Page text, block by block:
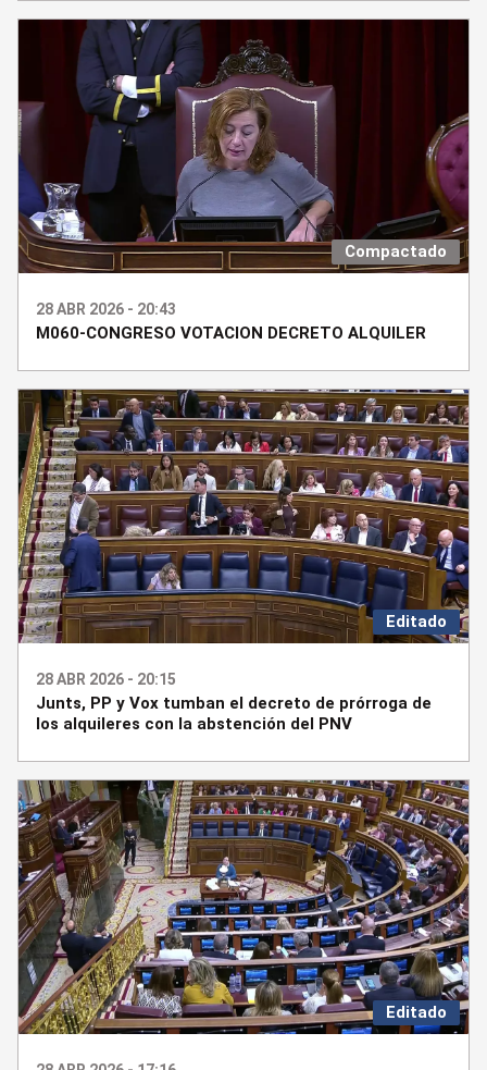
Compactado
28 ABR 2026 - 20:43
M060-CONGRESO VOTACION DECRETO ALQUILER
Editado
28 ABR 2026 - 20:15
Junts, PP y Vox tumban el decreto de prórroga de
los alquileres con la abstención del PNV
Editado